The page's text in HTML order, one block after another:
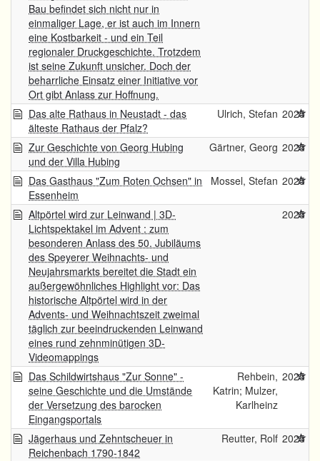
Bau befindet sich nicht nur in
einmaliger Lage, er ist auch im Innern
eine Kostbarkeit - und ein Teil
regionaler Druckgeschichte. Trotzdem
ist seine Zukunft unsicher. Doch der
beharrliche Einsatz einer Initiative vor
Ort gibt Anlass zur Hoffnung.
Das alte Rathaus in Neustadt - das
älteste Rathaus der Pfalz?
Ulrich, Stefan 2025
Zur Geschichte von Georg Hubing
und der Villa Hubing
Gärtner, Georg 2025
Das Gasthaus "Zum Roten Ochsen" in
Essenheim
Mossel, Stefan 2025
Altpörtel wird zur Leinwand | 3D-
Lichtspektakel im Advent : zum
besonderen Anlass des 50. Jubiläums
des Speyerer Weihnachts- und
Neujahrsmarkts bereitet die Stadt ein
außergewöhnliches Highlight vor: Das
historische Altpörtel wird in der
Advents- und Weihnachtszeit zweimal
täglich zur beeindruckenden Leinwand
eines rund zehnminütigen 3D-
Videomappings
2025
Das Schildwirtshaus "Zur Sonne" -
seine Geschichte und die Umstände
der Versetzung des barocken
Eingangsportals
Rehbein,
Katrin; Mulzer,
Karlheinz
2025
Jägerhaus und Zehntscheuer in
Reichenbach 1790-1842
Reutter, Rolf 2025